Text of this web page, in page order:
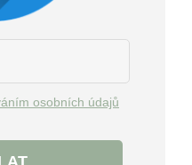
osobních údajů